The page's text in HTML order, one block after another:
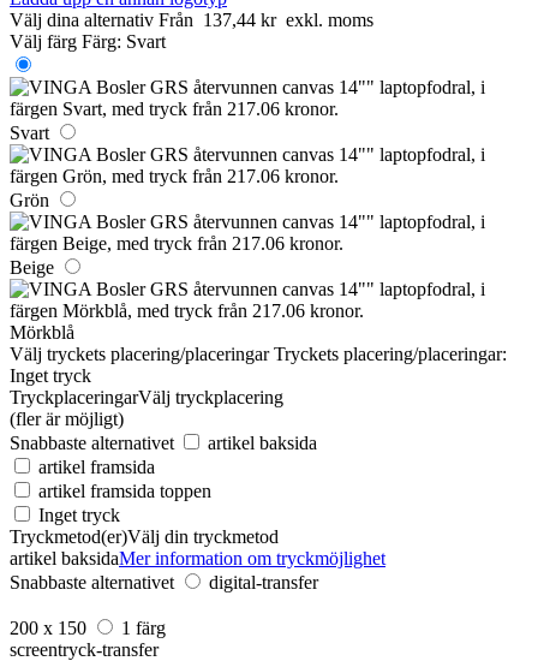
Välj dina alternativ Från 137,44 kr exkl. moms
Välj färg Färg: Svart
Svart
Grön
Beige
Mörkblå
Välj tryckets placering/placeringar Tryckets placering/placeringar:
Inget tryck
TryckplaceringarVälj tryckplacering
(fler är möjligt)
Snabbaste alternativet
artikel baksida
artikel framsida
artikel framsida toppen
Inget tryck
Tryckmetod(er)Välj din tryckmetod
artikel baksidaMer information om tryckmöjlighet
Snabbaste alternativet
digital-transfer
200 x 150
1 färg
screentryck-transfer